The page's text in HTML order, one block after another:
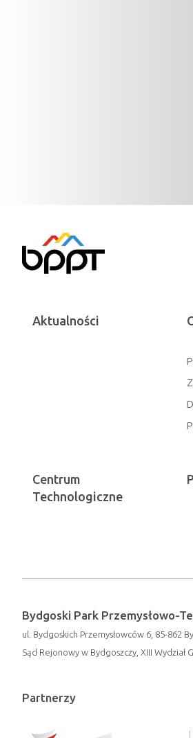
Aktualności
Centrum
Technologiczne
Bydgoski Park Przemysłowo-
ul. Bydgoskich Przemysłowców 6, 85-862
Sąd Rejonowy w Bydgoszczy, XIII
Partnerzy